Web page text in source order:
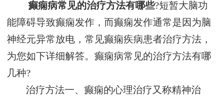
癫痫病常见的治疗方法有哪些?短暂大脑功
能障碍导致癫痫发作，而癫痫发作通常是因为脑
神经元异常放电，常见癫痫疾病患者治疗方法，
为您如下详细解答。癫痫病常见的治疗方法有哪
几种?
治疗方法一、癫痫的心理治疗又称精神治